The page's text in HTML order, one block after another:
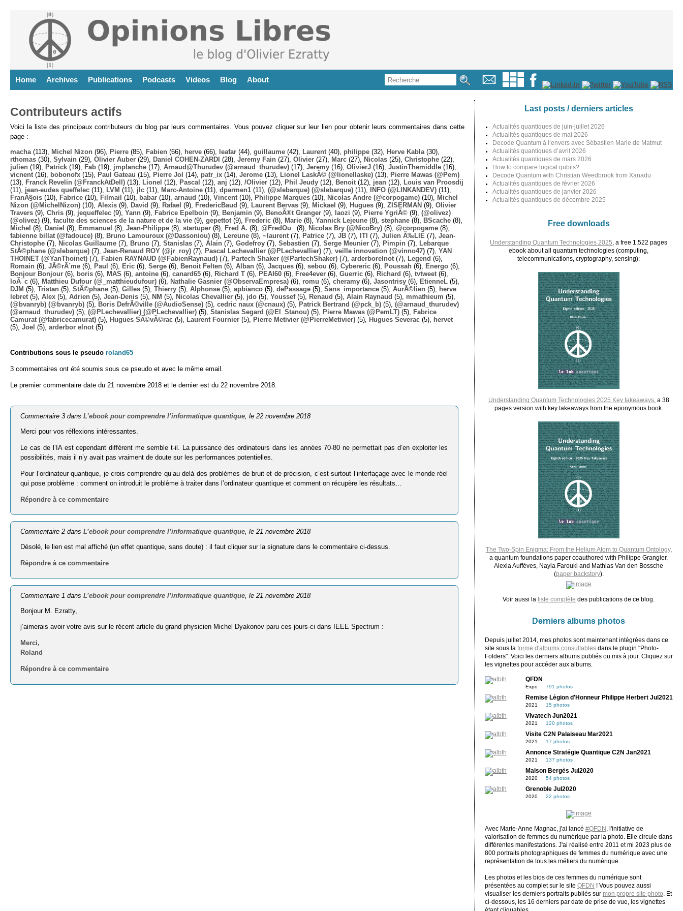
Home Archives Publications Podcasts Videos Blog About
Contributeurs actifs
Voici la liste des principaux contributeurs du blog par leurs commentaires. Vous pouvez cliquer sur leur lien pour obtenir leurs commentaires dans cette
page :
macha (113), Michel Nizon (96), Pierre (85), Fabien (66), herve (66), leafar (44), guillaume (42), Laurent (40), philippe (32), Herve Kabla (30),
rthomas (30), Sylvain (29), Olivier Auber (29), Daniel COHEN-ZARDI (28), Jeremy Fain (27), Olivier (27), Marc (27), Nicolas (25), Christophe (22),
julien (19), Patrick (19), Fab (19), jmplanche (17), Arnaud@Thurudev (@arnaud_thurudev) (17), Jeremy (16), OlivierJ (16), JustinThemiddle (16),
vicnent (16), bobonofx (15), Paul Gateau (15), Pierre Jol (14), patr_ix (14), Jerome (13), Lionel LaskÃ© (@lionellaske) (13),
Pierre Mawas (@Pem)
(13),
Franck Revelin (@FranckAtDell) (13), Lionel (12), Pascal (12), anj (12), /Olivier (12), Phil Jeudy (12), Benoit (12), jean (12),
Louis van Proosdij
(11), jean-eudes queffelec (11), LVM (11), jlc (11), Marc-Antoine (11), dparmen1 (11), (@slebarque) (@slebarque) (11), INFO (@LINKANDEV) (11),
FranÃ§ois (10), Fabrice (10), Filmail (10), babar (10), arnaud (10), Vincent (10), Philippe Marques (10), Nicolas Andre (@corpogame) (10),
Michel
Nizon (@MichelNizon) (10), Alexis (9), David (9), Rafael (9), FredericBaud (9), Laurent Bervas (9), Mickael (9), Hugues (9), ZISERMAN (9), Olivier
Travers (9), Chris (9), jequeffelec (9), Yann (9), Fabrice Epelboin (9), Benjamin (9), BenoÃ®t Granger (9), laozi (9), Pierre YgriÃ© (9), (@olivez)
(@olivez) (9), faculte des sciences de la nature et de la vie (9), gepettot (9), Frederic (8), Marie (8), Yannick Lejeune (8), stephane (8), BScache (8),
Michel (8), Daniel (8), Emmanuel (8), Jean-Philippe (8), startuper (8), Fred A. (8), @FredOu_ (8), Nicolas Bry (@NicoBry) (8), @corpogame (8),
fabienne billat (@fadouce) (8), Bruno Lamouroux (@Dassoniou) (8), Lereune (8), ~laurent (7), Patrice (7), JB (7), ITI (7), Julien Ã‰LIE (7), Jean-
Christophe (7), Nicolas Guillaume (7), Bruno (7), Stanislas (7), Alain (7), Godefroy (7), Sebastien (7), Serge Meunier (7), Pimpin (7),
Lebarque
StÃ©phane (@slebarque) (7), Jean-Renaud ROY (@jr_roy) (7), Pascal Lechevallier (@PLechevallier) (7), veille innovation (@vinno47) (7), YAN
THOINET (@YanThoinet) (7), Fabien RAYNAUD (@FabienRaynaud) (7), Partech Shaker (@PartechShaker) (7), arderborelnot (7), Legend (6),
Romain (6), JÃ©rÃ´me (6), Paul (6), Eric (6), Serge (6), Benoit Felten (6), Alban (6), Jacques (6), sebou (6), Cybereric (6), Poussah (6), Energo (6),
Bonjour Bonjour (6), boris (6), MAS (6), antoine (6), canard65 (6), Richard T (6), PEAI60 (6), Free4ever (6), Guerric (6), Richard (6), tvtweet (6),
loÃ¯c (6), Matthieu Dufour (@_matthieudufour) (6), Nathalie Gasnier (@ObservaEmpresa) (6), romu (6), cheramy (6), Jasontrisy (6), EtienneL (5),
DJM (5), Tristan (5), StÃ©phane (5), Gilles (5), Thierry (5), Alphonse (5), apbianco (5), dePassage (5), Sans_importance (5), AurÃ©lien (5),
herve
lebret (5), Alex (5), Adrien (5), Jean-Denis (5), NM (5), Nicolas Chevallier (5), jdo (5), Youssef(5), Renaud (5), Alain Raynaud (5), mmathieum (5),
(@bvanryb) (@bvanryb) (5), Boris DefrÃ©ville (@AudioSense) (5), cedric naux (@cnaux) (5), Patrick Bertrand (@pck_b) (5), (@arnaud_thurudev)
(@arnaud_thurudev) (5), (@PLechevallier) (@PLechevallier) (5), Stanislas Segard (@El_Stanou) (5), Pierre Mawas (@PemLT) (5),
Fabrice
Camurat (@fabricecamurat) (5), Hugues SÃ©vÃ©rac (5), Laurent Fournier (5), Pierre Metivier (@PierreMetivier) (5), Hugues Severac (5),
hervet
(5), Joel (5), arderbor elnot (5)
Contributions sous le pseudo roland65
3 commentaires ont été soumis sous ce pseudo et avec le même email.
Le premier commentaire date du 21 novembre 2018 et le dernier est du 22 novembre 2018.
Commentaire 3 dansL’ebook pour comprendre l’informatique quantique, le 22 novembre 2018
Merci pour vos réflexions intéressantes.
Le cas de l’IA est cependant différent me semble t-il. La puissance des ordinateurs dans les années 70-80 ne permettait pas d’en exploiter les
possibilités, mais il n’y avait pas vraiment de doute sur les performances potentielles.
Pour l’ordinateur quantique, je crois comprendre qu’au delà des problèmes de bruit et de précision, c’est surtout l’interfaçage avec le monde réel
qui pose problème : comment on introduit le problème à traiter dans l’ordinateur quantique et comment on récupère les résultats…
Répondre à ce commentaire
Commentaire 2 dansL’ebook pour comprendre l’informatique quantique, le 21 novembre 2018
Désolé, le lien est mal affiché (un effet quantique, sans doute) : il faut cliquer sur la signature dans le commentaire ci-dessus.
Répondre à ce commentaire
Commentaire 1 dansL’ebook pour comprendre l’informatique quantique , le 21 novembre 2018
Bonjour M. Ezratty,
j’aimerais avoir votre avis sur le récent article du grand physicien Michel Dyakonov paru ces jours-ci dans IEEE Spectrum :
Merci,
Roland
Répondre à ce commentaire
Last posts / derniers articles
Actualités quantiques de juin-juillet 2026
Actualités quantiques de mai 2026
Decode Quantum à l’envers avec Sébastien Marie de Matmut
Actualités quantiques d’avril 2026
Actualités quantiques de mars 2026
How to compare logical qubits?
Decode Quantum with Christian Weedbrook from Xanadu
Actualités quantiques de février 2026
Actualités quantiques de janvier 2026
Actualités quantiques de décembre 2025
Free downloads
Understanding Quantum Technologies 2025 , a free 1,522 pages
ebook about all quantum technologies (computing,
telecommunications, cryptography, sensing):
Understanding Quantum Technologies 2025 Key takeaways, a 38
pages version with key takeaways from the eponymous book.
The Two-Spin Enigma: From the Helium Atom to Quantum Ontology,
a quantum foundations paper coauthored with Philippe Grangier,
Alexia Auffèves, Nayla Farouki and Mathias Van den Bossche
(paper backstory).
Voir aussi la liste complète des publications de ce blog.
Derniers albums photos
Depuis juillet 2014, mes photos sont maintenant intégrées dans ce
site sous la forme d'albums consultablesdans le plugin "Photo-
Folders". Voici les derniers albums publiés ou mis à jour. Cliquez sur
les vignettes pour accéder aux albums.
QFDN
Expo 791 photos
Remise Légion d'Honneur Philippe Herbert Jul2021
2021 15 photos
Vivatech Jun2021
2021 120 photos
Visite C2N Palaiseau Mar2021
2021 17 photos
Annonce Stratégie Quantique C2N Jan2021
2021 137 photos
Maison Bergès Jul2020
2020 54 photos
Grenoble Jul2020
2020 22 photos
Avec Marie-Anne Magnac, j'ai lancé #QFDN
, l'initiative de
valorisation de femmes du numérique par la photo. Elle circule dans
différentes manifestations. J'ai réalisé entre 2011 et mi 2023 plus de
800 portraits photographiques de femmes du numérique avec une
représentation de tous les métiers du numérique.
Les photos et les bios de ces femmes du numérique sont
présentées au complet sur le site QFDN ! Vous pouvez aussi
visualiser les derniers portraits publiés sur mon propre site photo . Et
ci-dessous, les 16 derniers par date de prise de vue, les vignettes
étant cliquables.